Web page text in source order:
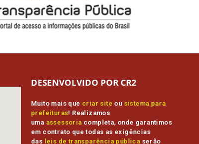
Muito mais que criar site ou sistema para
prefeituras! Realizamos
uma assessoria completa, onde garantimos
em contrato que todas as exigências
das leis de transparência pública serão
DESENVOLVIDO POR CR2